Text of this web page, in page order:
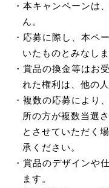
・本キャンペーンは
ん。
・応募に際し、本ペ
いたものとみなしま
・賞品の換金等はお
れた権利は、他の
・複数の応募により
所の方が複数当選
とさせていただく
承ください。
・賞品のデザインや
ます。